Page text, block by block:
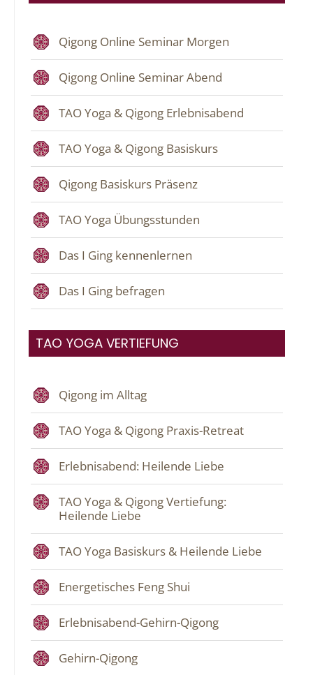
Qigong Online Seminar Morgen
Qigong Online Seminar Abend
TAO Yoga & Qigong Erlebnisabend
TAO Yoga & Qigong Basiskurs
Qigong Basiskurs Präsenz
TAO Yoga Übungsstunden
Das I Ging kennenlernen
Das I Ging befragen
TAO YOGA VERTIEFUNG
Qigong im Alltag
TAO Yoga & Qigong Praxis-Retreat
Erlebnisabend: Heilende Liebe
TAO Yoga & Qigong Vertiefung:
Heilende Liebe
TAO Yoga Basiskurs & Heilende Liebe
Energetisches Feng Shui
Erlebnisabend-Gehirn-Qigong
Gehirn-Qigong